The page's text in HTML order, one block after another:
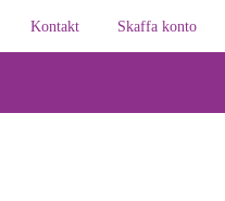
Kontakt
Skaffa konto